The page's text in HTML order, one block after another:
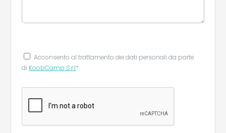
Acconsento al trattamento dei dati personali da parte
di KoobCamp S.r.l*